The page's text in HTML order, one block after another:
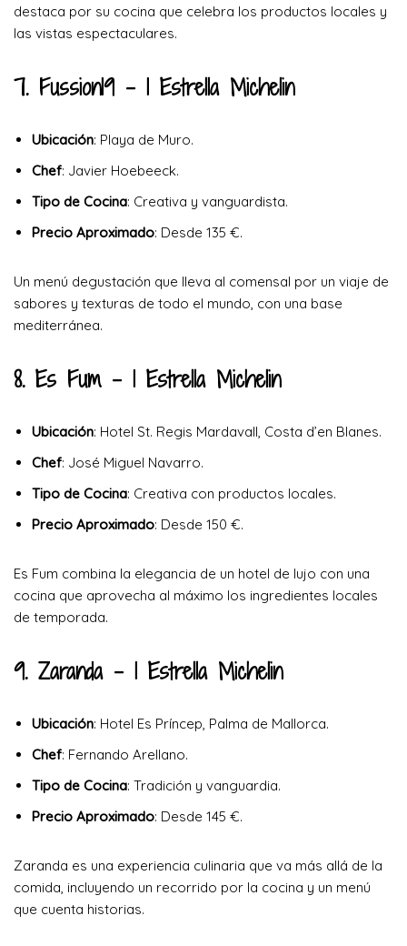
destaca por su cocina que celebra los productos locales y
las vistas espectaculares.
7. Fussion19 – 1 Estrella Michelin
Ubicación: Playa de Muro.
Chef: Javier Hoebeeck.
Tipo de Cocina: Creativa y vanguardista.
Precio Aproximado: Desde 135 €.
Un menú degustación que lleva al comensal por un viaje de
sabores y texturas de todo el mundo, con una base
mediterránea.
8. Es Fum– 1 Estrella Michelin
Ubicación: Hotel St. Regis Mardavall, Costa d’en Blanes.
Chef: José Miguel Navarro.
Tipo de Cocina: Creativa con productos locales.
Precio Aproximado: Desde 150 €.
Es Fum combina la elegancia de un hotel de lujo con una
cocina que aprovecha al máximo los ingredientes locales
de temporada.
9. Zaranda– 1 Estrella Michelin
Ubicación: Hotel Es Príncep, Palma de Mallorca.
Chef: Fernando Arellano.
Tipo de Cocina: Tradición y vanguardia.
Precio Aproximado: Desde 145 €.
Zaranda es una experiencia culinaria que va más allá de la
comida, incluyendo un recorrido por la cocina y un menú
que cuenta historias.